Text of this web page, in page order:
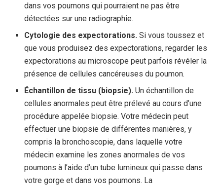
dans vos poumons qui pourraient ne pas être
détectées sur une radiographie.
Cytologie des expectorations. Si vous toussez et
que vous produisez des expectorations, regarder les
expectorations au microscope peut parfois révéler la
présence de cellules cancéreuses du poumon.
Échantillon de tissu (biopsie). Un échantillon de
cellules anormales peut être prélevé au cours d’une
procédure appelée biopsie. Votre médecin peut
effectuer une biopsie de différentes manières, y
compris la bronchoscopie, dans laquelle votre
médecin examine les zones anormales de vos
poumons à l’aide d’un tube lumineux qui passe dans
votre gorge et dans vos poumons. La